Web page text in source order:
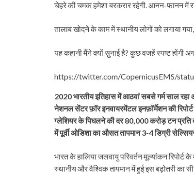
चेहरे की चमक हमेशा बरकरार रहेगी. आनन-फानन में
तालाब खोदने के काम में स्थानीय लोगों को लगाया
यह कहानी मैंने क्यों सुनाई है? कुछ वजहें स्पष्ट होंगी
https://twitter.com/CopernicusEMS/
2020 भारतीय इतिहास में आठवां सबसे गर्म साल
नेशनल सेंटर फ़ॉर इनवायरमेंटल इनफ़ॉर्मेशन की
ग्लेशियर के पिघलने की दर 80,000 करोड़ टन प्रति
में पूर्वी ओडिशा का औसत तापमान 3-4 डिग्री
भारत के हालिया जलवायु परिवर्तन मूल्यांकन
स्थानीय और वैश्विक तापमान में हुई इस बढ़ोतरी का